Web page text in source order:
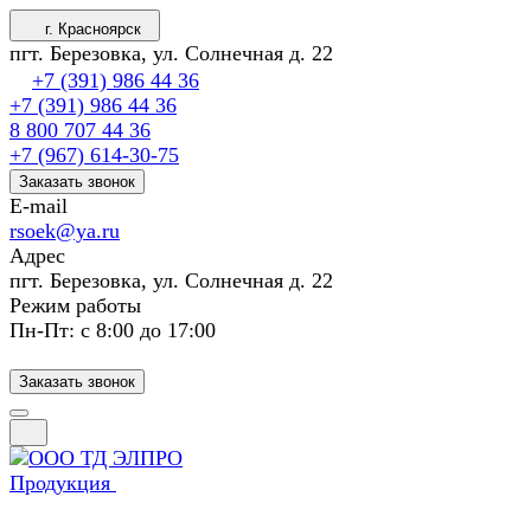
г. Красноярск
пгт. Березовка, ул. Солнечная д. 22
+7 (391) 986 44 36
+7 (391) 986 44 36
8 800 707 44 36
+7 (967) 614-30-75
Заказать звонок
E-mail
rsoek@ya.ru
Адрес
пгт. Березовка, ул. Солнечная д. 22
Режим работы
Пн-Пт: с 8:00 до 17:00
Заказать звонок
Продукция